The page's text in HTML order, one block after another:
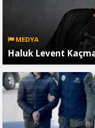
MEDYA
Haluk Levent